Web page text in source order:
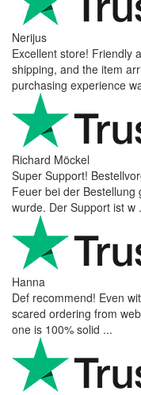
Nerijus
Excellent store! Friendly
shipping, and the item
purchasing experience
Richard Möckel
Super Support!
Feuer bei der
wurde. Der Support ist w
Hanna
Def recommend! Even
scared ordering from
one is 100% solid ...